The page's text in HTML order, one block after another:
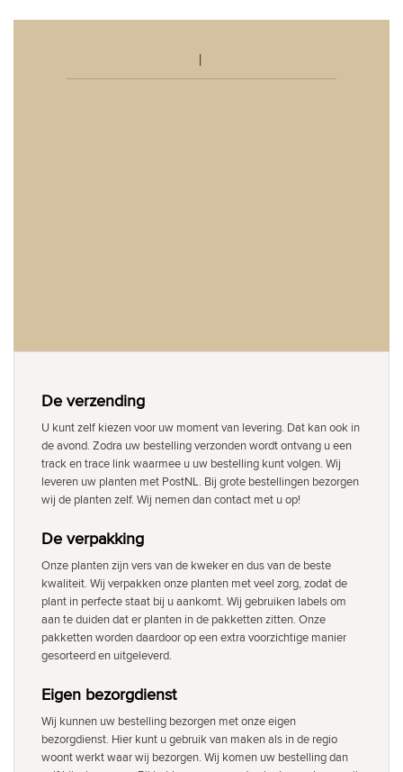
De verzending
U kunt zelf kiezen voor uw moment van levering. Dat kan ook in
de avond. Zodra uw bestelling verzonden wordt ontvang u een
track en trace link waarmee u uw bestelling kunt volgen. Wij
leveren uw planten met PostNL. Bij grote bestellingen bezorgen
wij de planten zelf. Wij nemen dan contact met u op!
De verpakking
Onze planten zijn vers van de kweker en dus van de beste
kwaliteit. Wij verpakken onze planten met veel zorg, zodat de
plant in perfecte staat bij u aankomt. Wij gebruiken labels om
aan te duiden dat er planten in de pakketten zitten. Onze
pakketten worden daardoor op een extra voorzichtige manier
gesorteerd en uitgeleverd.
Eigen bezorgdienst
Wij kunnen uw bestelling bezorgen met onze eigen
bezorgdienst. Hier kunt u gebruik van maken als in de regio
woont werkt waar wij bezorgen. Wij komen uw bestelling dan